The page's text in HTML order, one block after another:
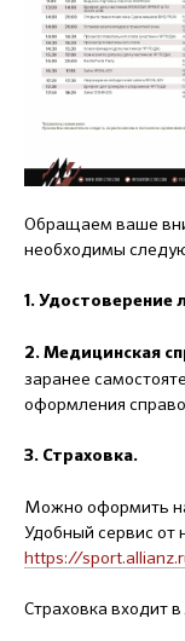
Обращаем ваше
необходимы
1. Удостоверение
2. Медицинская
заранее
оформления
3. Страховка.
Можно оформить
Удобный сервис от
https://
Страховка входит